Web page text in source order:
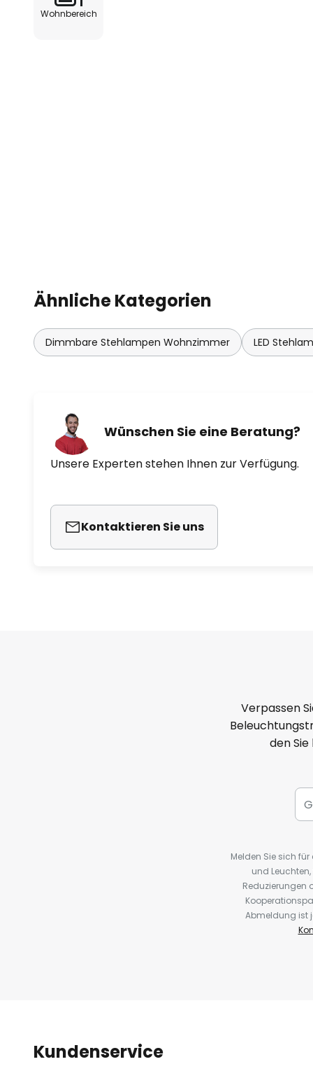
Wohnbereich
Ähnliche Kategorien
Dimmbare Stehlampen Wohnzimmer LED
Wünschen Sie eine Beratung?
Unsere Experten stehen Ihnen zur Verfügung.
Kontaktieren Sie uns
Verpassen
den
Melden Sie sich
und
Reduzierungen
Abmeldung ist
Kundenservice